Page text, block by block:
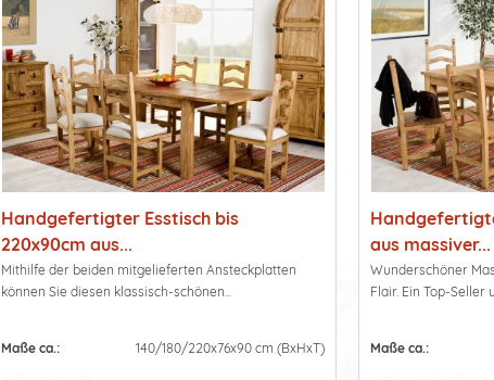
Handgefertigter Esstisch bis
220x90cm aus...
Mithilfe der beiden mitgelieferten Ansteckplatten
können Sie diesen klassisch-schönen...
Maße ca.: 140/180/220x76x90 cm (BxHxT)
aus massiver...
Wunderschöner
Flair. Ein Top-Seller
Maße ca.: